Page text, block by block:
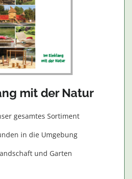
mit der Natur
gesamtes Sortiment
in die Umgebung
und Garten